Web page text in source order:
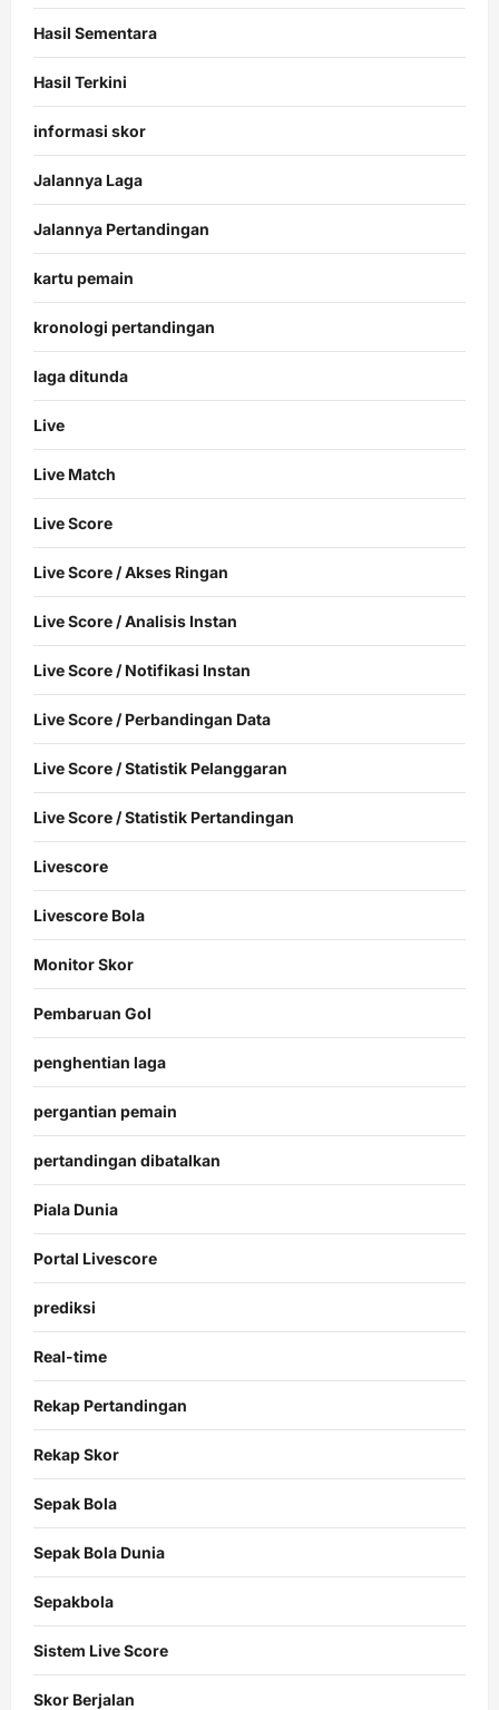
Hasil Sementara
Hasil Terkini
informasi skor
Jalannya Laga
Jalannya Pertandingan
kartu pemain
kronologi pertandingan
laga ditunda
Live
Live Match
Live Score
Live Score / Akses Ringan
Live Score / Analisis Instan
Live Score / Notifikasi Instan
Live Score / Perbandingan Data
Live Score / Statistik Pelanggaran
Live Score / Statistik Pertandingan
Livescore
Livescore Bola
Monitor Skor
Pembaruan Gol
penghentian laga
pergantian pemain
pertandingan dibatalkan
Piala Dunia
Portal Livescore
prediksi
Real-time
Rekap Pertandingan
Rekap Skor
Sepak Bola
Sepak Bola Dunia
Sepakbola
Sistem Live Score
Skor Berjalan